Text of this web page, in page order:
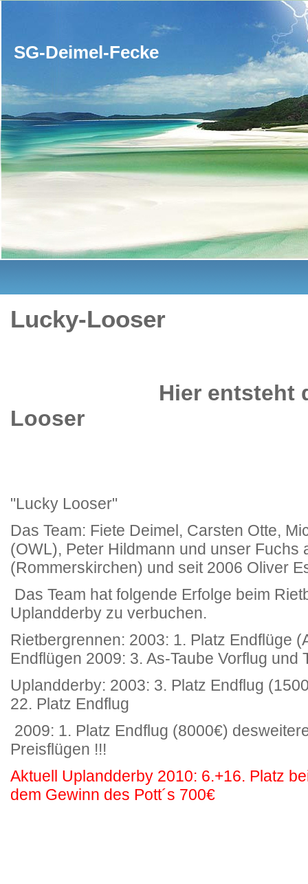
SG-Deimel-Fecke
Lucky-Looser
Hier entsteht die
Looser
"Lucky Looser"
Das Team: Fiete Deimel, Carsten Otte,
(OWL), Peter Hildmann und unser Fuchs
(Rommerskirchen) und seit 2006 Oliver
Das Team hat folgende Erfolge beim
Uplandderby zu verbuchen.
Rietbergrennen: 2003: 1. Platz Endflüge
Endflügen 2009: 3. As-Taube Vorflug und
Uplandderby: 2003: 3. Platz Endflug
22. Platz Endflug
2009: 1. Platz Endflug (8000€)
Preisflügen !!!
Aktuell Uplandderby 2010: 6.+16. Platz
dem Gewinn des Pott´s 700€